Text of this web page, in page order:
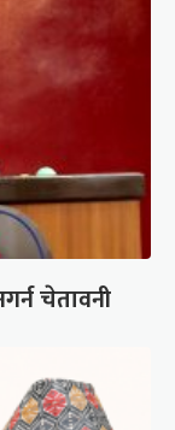
चेतावनी